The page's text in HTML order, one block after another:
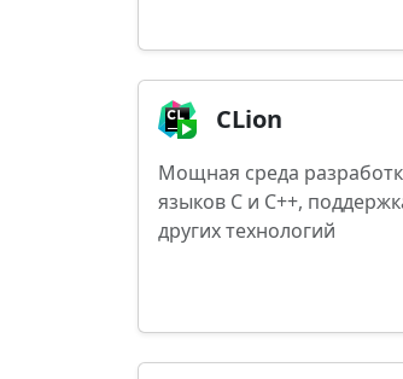
CLion
Мощная среда
языков C и C++,
других технологий